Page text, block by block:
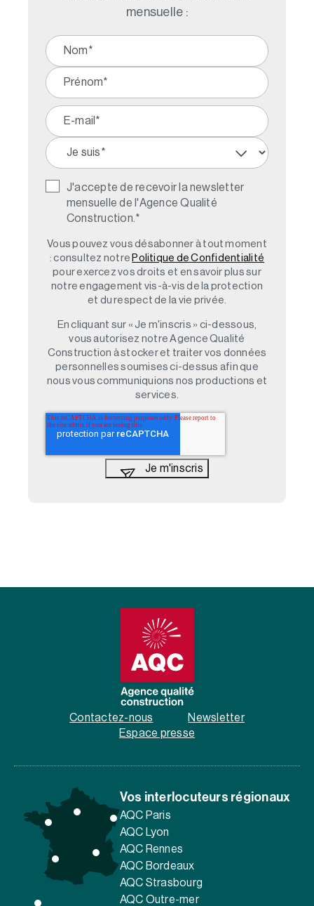
mensuelle :
J'accepte de recevoir la newsletter
mensuelle de l'Agence Qualité
Construction. *
Vous pouvez vous désabonner à tout moment
: consultez notre Politique de Confidentialité
pour exercez vos droits et en savoir plus sur
notre engagement vis-à-vis de la protection
et du respect de la vie privée.
En cliquant sur « Je m'inscris » ci-dessous,
vous autorisez notre Agence Qualité
Construction à stocker et traiter vos données
personnelles soumises ci-dessus afin que
nous vous communiquions nos productions et
services.
Contactez-nous
Newsletter
Espace presse
Vos interlocuteurs régionaux
AQC Paris
AQC Lyon
AQC Rennes
AQC Bordeaux
AQC Strasbourg
AQC Outre-mer